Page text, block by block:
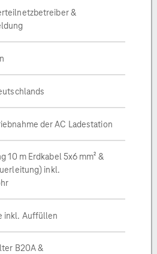
&
der AC Ladestation
10 m Erdkabel 5x6 mm² &
inkl.
inkl. Auffüllen
B20A &